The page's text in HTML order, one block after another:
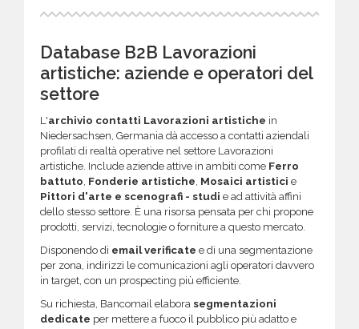
Database B2B Lavorazioni
artistiche: aziende e operatori del
settore
L'archivio contatti Lavorazioni artistiche in
Niedersachsen, Germania dà accesso a contatti aziendali
profilati di realtà operative nel settore Lavorazioni
artistiche. Include aziende attive in ambiti come Ferro
battuto, Fonderie artistiche, Mosaici artistici e
Pittori d'arte e scenografi - studi e ad attività affini
dello stesso settore. È una risorsa pensata per chi propone
prodotti, servizi, tecnologie o forniture a questo mercato.
Disponendo di email verificate e di una segmentazione
per zona, indirizzi le comunicazioni agli operatori davvero
in target, con un prospecting più efficiente.
Su richiesta, Bancomail elabora segmentazioni
dedicate per mettere a fuoco il pubblico più adatto e